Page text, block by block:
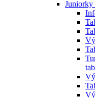
Juniorky